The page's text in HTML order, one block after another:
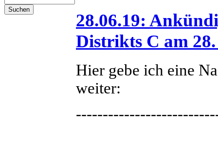
28.06.19:
Distrikts C am
Hier gebe ich eine
weiter: